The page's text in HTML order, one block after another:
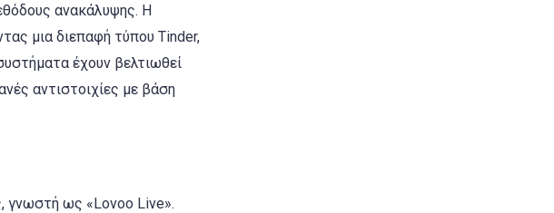
ανακάλυψης. Η
μια διεπαφή τύπου Tinder,
έχουν βελτιωθεί
αντιστοιχίες με βάση
γνωστή ως «Lovoo Live».